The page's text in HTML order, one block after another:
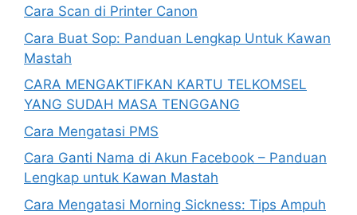
Cara Scan di Printer Canon
Cara Buat Sop: Panduan Lengkap Untuk Kawan
Mastah
CARA MENGAKTIFKAN KARTU TELKOMSEL
YANG SUDAH MASA TENGGANG
Cara Mengatasi PMS
Cara Ganti Nama di Akun Facebook – Panduan
Lengkap untuk Kawan Mastah
Cara Mengatasi Morning Sickness: Tips Ampuh